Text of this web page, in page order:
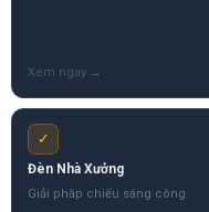
✓
Đèn Nhà Xưởng
Giải pháp chiếu sáng công